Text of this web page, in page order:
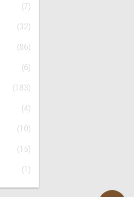
(7)
(32)
(86)
(6)
(183)
(4)
(10)
(15)
(1)